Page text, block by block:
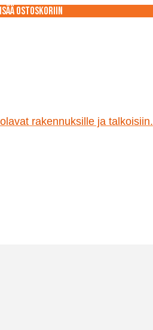
ostoskoriin
rakennuksille ja talkoisiin.